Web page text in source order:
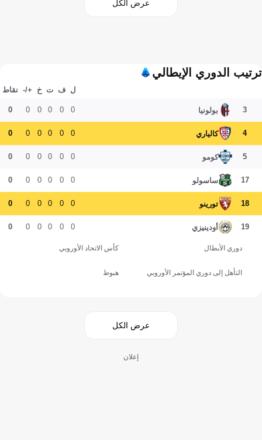
عرض الكل
ترتيب الدوري الإيطالي
ل ف ت خ +/- نقاط
3 بولونيا 0
0
0
0
0
0
4 كالياري 0
0
0
0
0
0
5 كومو 0
0
0
0
0
0
17 ساسولو 0
0
0
0
0
0
18 تورينو 0
0
0
0
0
0
19 أودينيزي 0
0
0
0
0
0
دوري الأبطال كأس الاتحاد الأوروبي
التأهل إلى دوري المؤتمر الأوروبي هبوط
عرض الكل
إعلان